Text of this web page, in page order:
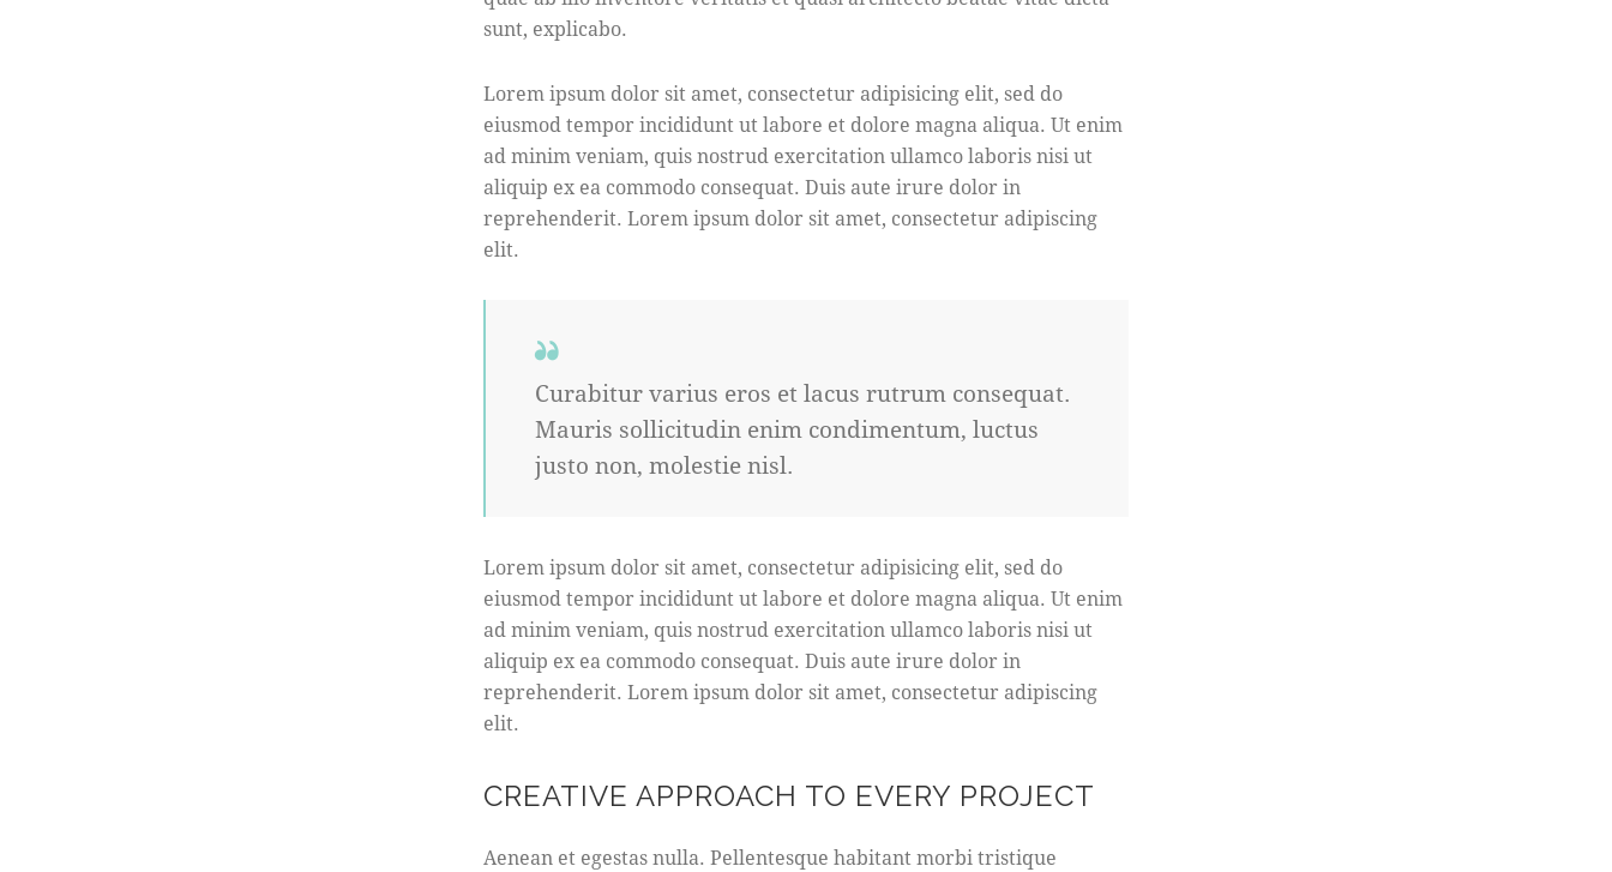
sunt, explicabo.
Lorem ipsum dolor sit amet, consectetur adipisicing elit, sed do
eiusmod tempor incididunt ut labore et dolore magna aliqua. Ut enim
ad minim veniam, quis nostrud exercitation ullamco laboris nisi ut
aliquip ex ea commodo consequat. Duis aute irure dolor in
reprehenderit. Lorem ipsum dolor sit amet, consectetur adipiscing
elit.
Curabitur varius eros et lacus rutrum consequat.
Mauris sollicitudin enim condimentum, luctus
justo non, molestie nisl.
Lorem ipsum dolor sit amet, consectetur adipisicing elit, sed do
eiusmod tempor incididunt ut labore et dolore magna aliqua. Ut enim
ad minim veniam, quis nostrud exercitation ullamco laboris nisi ut
aliquip ex ea commodo consequat. Duis aute irure dolor in
reprehenderit. Lorem ipsum dolor sit amet, consectetur adipiscing
elit.
CREATIVE APPROACH TO EVERY PROJECT
Aenean et egestas nulla. Pellentesque habitant morbi tristique